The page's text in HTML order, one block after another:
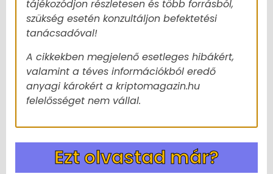
tájékozódjon részletesen és több forrásból,
szükség esetén konzultáljon befektetési
tanácsadóval!
A cikkekben megjelenő esetleges hibákért,
valamint a téves információkból eredő
anyagi károkért a kriptomagazin.hu
felelősséget nem vállal.
Ezt olvastad már?